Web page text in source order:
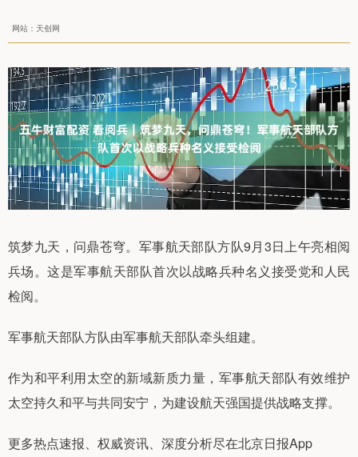
网站：天创网
筑梦九天，问鼎苍穹。军事航天部队方队9月3日上午亮相阅
兵场。这是军事航天部队首次以战略兵种名义接受党和人民
检阅。
军事航天部队方队由军事航天部队牵头组建。
作为和平利用太空的新域新质力量，军事航天部队有效维护
太空持久和平与共同安宁，为建设航天强国提供战略支撑。
更多热点速报、权威资讯、深度分析尽在北京日报App